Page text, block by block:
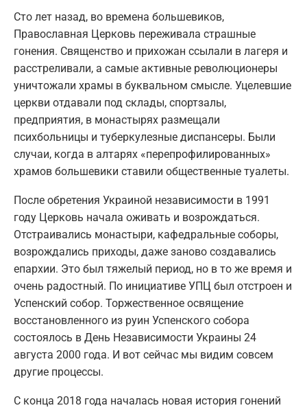
Сто лет назад, во времена большевиков,
Православная Церковь переживала страшные
гонения. Священство и прихожан ссылали в лагеря и
расстреливали, а самые активные революционеры
уничтожали храмы в буквальном смысле. Уцелевшие
церкви отдавали под склады, спортзалы,
предприятия, в монастырях размещали
психбольницы и туберкулезные диспансеры. Были
случаи, когда в алтарях «перепрофилированных»
храмов большевики ставили общественные туалеты.
После обретения Украиной независимости в 1991
году Церковь начала оживать и возрождаться.
Отстраивались монастыри, кафедральные соборы,
возрождались приходы, даже заново создавались
епархии. Это был тяжелый период, но в то же время и
очень радостный. По инициативе УПЦ был отстроен и
Успенский собор. Торжественное освящение
восстановленного из руин Успенского собора
состоялось в День Независимости Украины 24
августа 2000 года. И вот сейчас мы видим совсем
другие процессы.
С конца 2018 года началась новая история гонений